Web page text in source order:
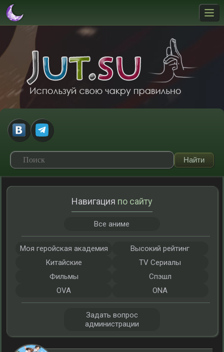
Навигация по сайту
Все аниме
Моя геройская академия
Высокий рейтинг
Китайские
TV Сериалы
Фильмы
Спэшл
OVA
ONA
Задать вопрос
администрации